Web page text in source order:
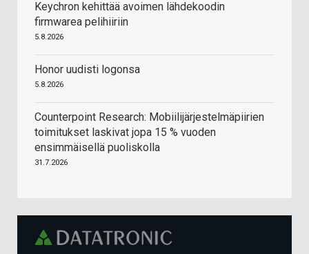
Keychron kehittää avoimen lähdekoodin
firmwarea pelihiiriin
5.8.2026
Honor uudisti logonsa
5.8.2026
Counterpoint Research: Mobiilijärjestelmäpiirien
toimitukset laskivat jopa 15 % vuoden
ensimmäisellä puoliskolla
31.7.2026